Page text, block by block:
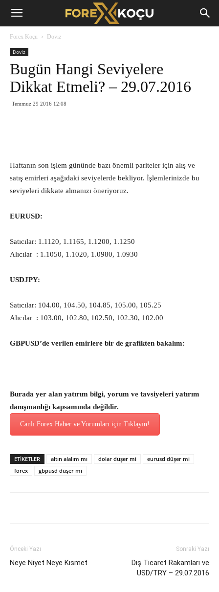
Forex
Forex Koçu Doviz
Doviz
Bugün Hangi Seviyelere
Dikkat Etmeli? – 29.07.2016
Temmuz 29 2016 12:08
Haftanın son işlem gününde bazı önemli pariteler için alış ve
satış emirleri aşağıdaki seviyelerde bekliyor. İşlemlerinizde bu
seviyeleri dikkate almanızı öneriyoruz.
EURUSD:
Satıcılar: 1.1120, 1.1165, 1.1200, 1.1250
Alıcılar : 1.1050, 1.1020, 1.0980, 1.0930
USDJPY:
Satıcılar: 104.00, 104.50, 104.85, 105.00, 105.25
Alıcılar : 103.00, 102.80, 102.50, 102.30, 102.00
GBPUSD’de verilen emirlere bir de grafikten bakalım:
Burada yer alan yatırım bilgi, yorum ve tavsiyeleri yatırım
danışmanlığı kapsamında değildir.
Canlı Forex Haber ve Yorumları için Tıklayın!
ETİKETLER altın alalım mı dolar düşer mi
eurusd düşer mi
forex
gbpusd düşer mi
Önceki Yazı
Neye Niyet Neye Kısmet
Sonraki Yazı
Dış Ticaret Rakamları ve
USD/TRY – 29.07.2016